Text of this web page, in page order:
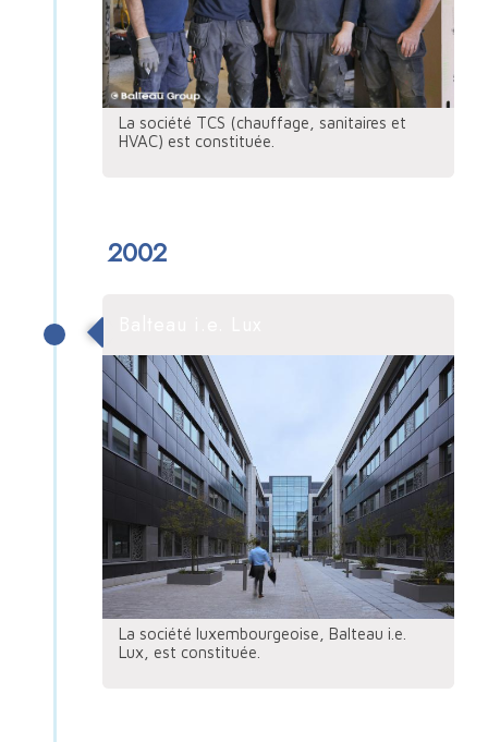
La société TCS (chauffage, sanitaires et
HVAC) est constituée.
2002
La société luxembourgeoise, Balteau i.e.
Lux, est constituée.